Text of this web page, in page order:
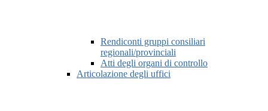
Rendiconti gruppi consiliari
regionali/provinciali
Atti degli organi di controllo
Articolazione degli uffici